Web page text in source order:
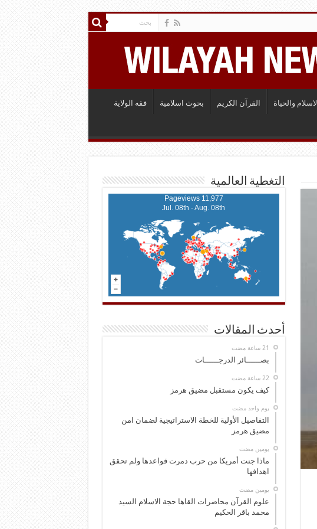
الاسلام والحياة القرآن الكريم بحوث اسلامية فقه الولاية
التغطية العالمية
11,977 Pageviews
Jul. 08th - Aug. 08th
أحدث المقالات
بصــــــائر الدرجــــــات
كيف يكون مستقبل مضيق هرمز
‏يوم واحد مضت
التفاصيل الأولية للخطة الاستراتيجية لضمان امن
مضيق هرمز
‏يومين مضت
ماذا جنت أمريكا من حرب دمرت قواعدها ولم تحقق
اهدافها
‏يومين مضت
علوم القرآن محاضرات القاها حجة الاسلام السيد
محمد باقر الحكيم